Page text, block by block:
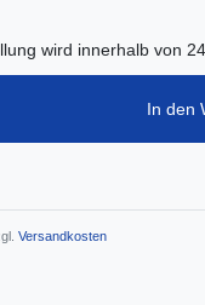
wird innerhalb von
In den
Versandkosten